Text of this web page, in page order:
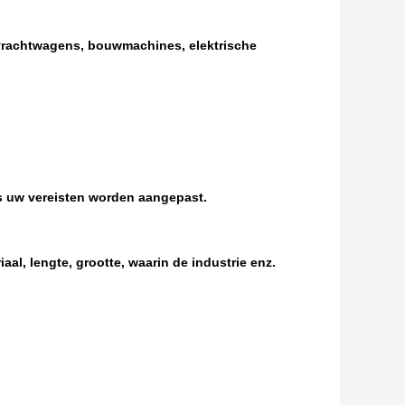
bouwmachines, elektrische
vereisten worden aangepast.
lengte, grootte, waarin de industrie enz.